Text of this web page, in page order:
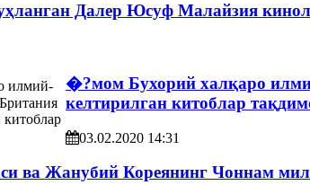
Далер Юсуф Малайзия
�?мом Бухорий халқаро
келтирилган китоблар
03.02.2020 14:31
ва Жанубий Кореянинг Чоннам